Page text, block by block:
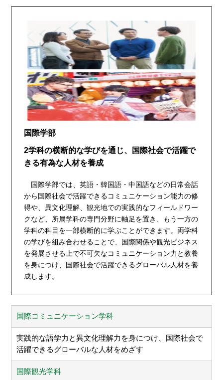
国際学部
2学科の横断的な学びを通じ、国際社会で活躍で
きる有為な人材を養成
国際学部では、英語・韓国語・中国語などの日常会話
から国際社会で活躍できるコミュニケーション能力の修
得や、異文化理解、観光地での実践的なフィールドワー
クなど、所属学科の専門分野に軸足を置き、もう一方の
学科の科目を一部横断的に学ぶことができます。両学科
の学びを組み合わせることで、国際関係や観光ビジネス
を発展させる上で不可欠なコミュニケーション力と教養
を身につけ、国際社会で活躍できるグローバル人材を養
成します。
国際コミュニケーション学科
実践的な語学力と異文化理解力を身につけ、国際社会で
活躍できるグローバルな人材をめざす
国際観光学科